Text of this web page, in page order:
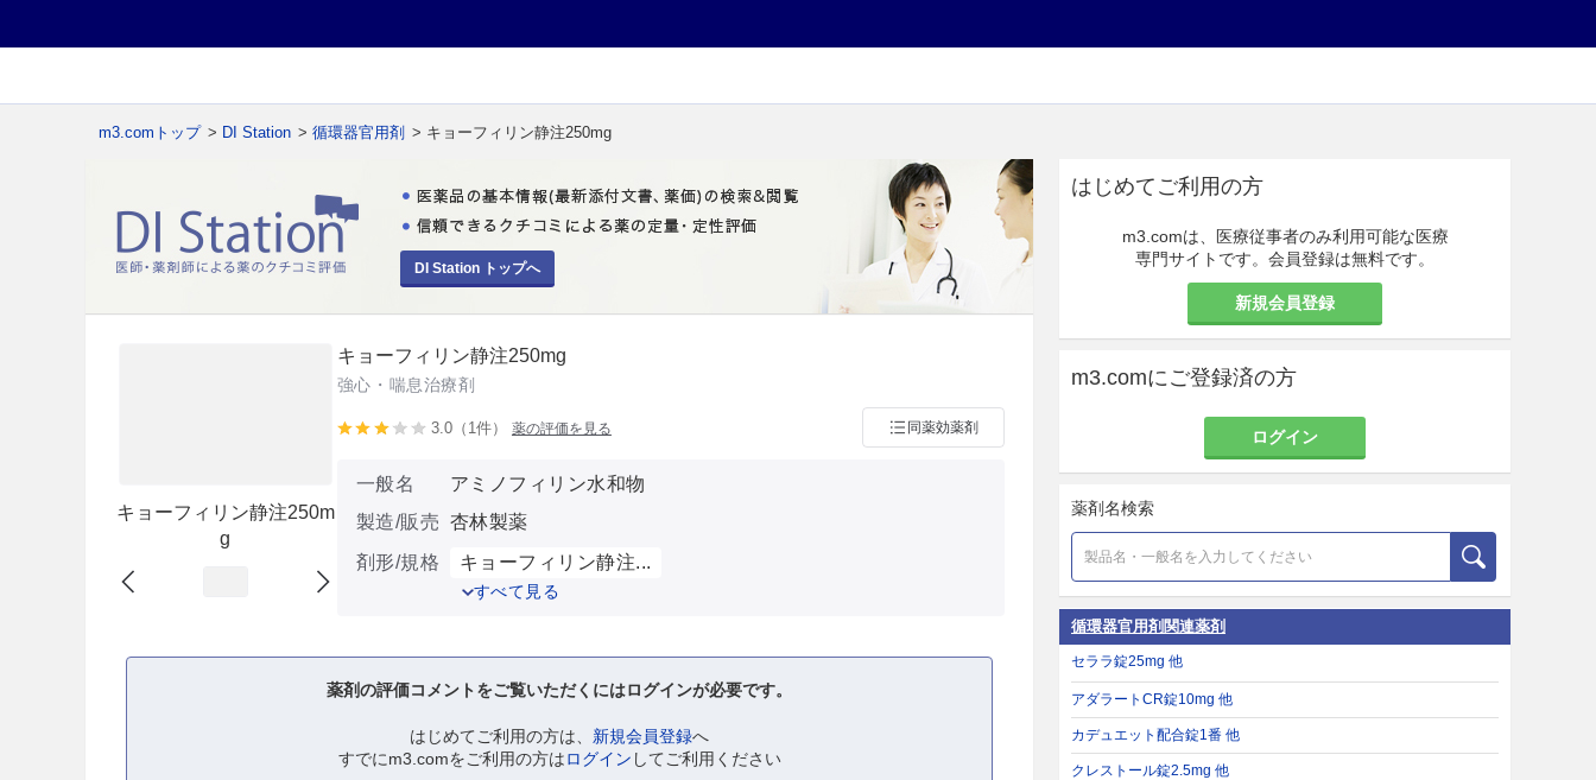
m3.comトップ > DI Station > 循環器官用剤 > キョーフィリン静注250mg
DI Station トップへ
キョーフィリン静注250m
g
キョーフィリン静注250mg
強心・喘息治療剤
3.0（1件） 薬の評価を見る 同薬効薬剤
一般名
アミノフィリン水和物
製造/販売 杏林製薬
剤形/規格
キョーフィリン静注...
すべて見る
薬剤の評価コメントをご覧いただくにはログインが必要です。
はじめてご利用の方は、 新規会員登録へ
すでにm3.comをご利用の方はログイン してご利用ください
はじめてご利用の方
m3.comは、医療従事者のみ利用可能な医療
専門サイトです。会員登録は無料です。
新規会員登録
m3.comにご登録済の方
ログイン
薬剤名検索
循環器官用剤関連薬剤
セララ錠25mg 他
アダラートCR錠10mg 他
カデュエット配合錠1番 他
クレストール錠2.5mg 他